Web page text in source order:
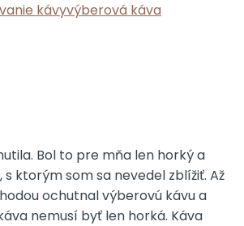
kávyvýberová káva
Bol to pre mňa len horký a
ktorým som sa nevedel zblížiť. Až
ochutnal výberovú kávu a
nemusí byť len horká. Káva